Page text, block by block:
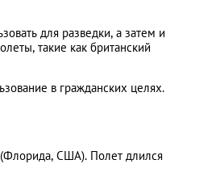
для разведки, а затем и
такие как британский
в гражданских целях.
(Флорида, США). Полет длился